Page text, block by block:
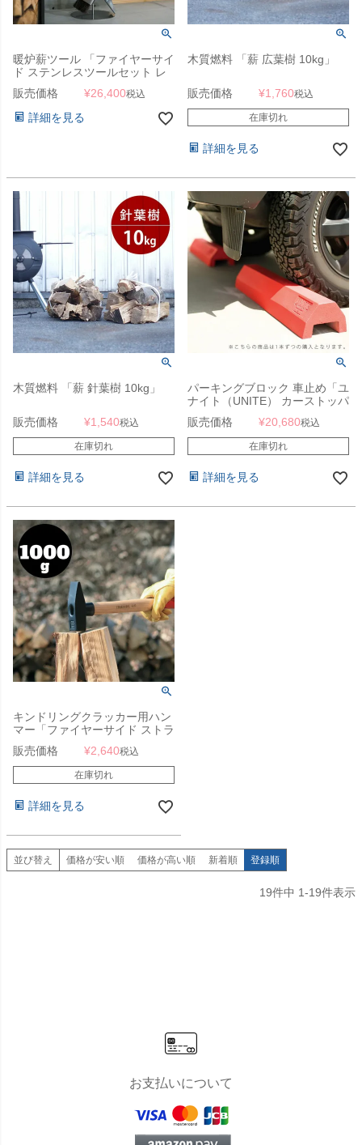
暖炉薪ツール 「ファイヤーサイ
ド ステンレスツールセット レ
ギュラー」
販売価格 ¥26,400税込
詳細を見る
木質燃料 「薪 広葉樹 10kg」
販売価格 ¥1,760税込
在庫切れ
詳細を見る
木質燃料 「薪 針葉樹 10kg」
販売価格 ¥1,540税込
在庫切れ
詳細を見る
パーキングブロック 車止め「ユ
ナイト（UNITE） カーストッパ
ー（車止め） FLAME 1本」
販売価格 ¥20,680税込
在庫切れ
詳細を見る
キンドリングクラッカー用ハン
マー「ファイヤーサイド ストラ
イカー 1000」
販売価格 ¥2,640税込
在庫切れ
詳細を見る
並び替え 価格が安い順 価格が高い順 新着順 登録順
19件中 1-19件表示
お支払いについて